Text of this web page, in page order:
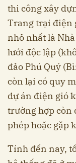
thi công xây
Trang trại điện
nhỏ nhất là
lưới độc lập
đảo Phú Quý
còn lại có quy
dự án điện gió
trường hợp
phép hoặc gặp
Tính đến nay,